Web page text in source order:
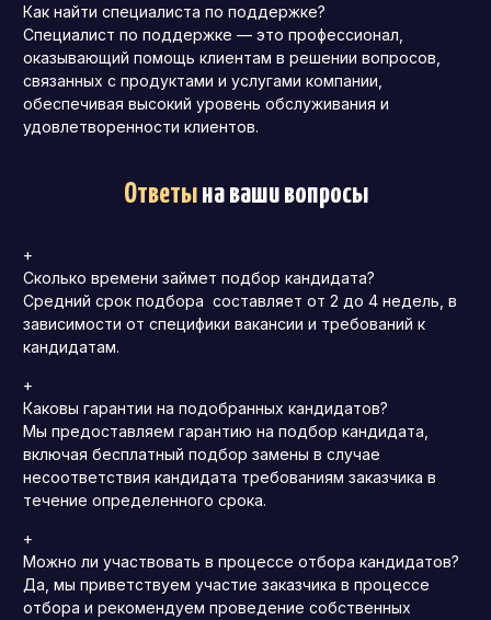
Как найти специалиста по поддержке?
Специалист по поддержке — это профессионал,
оказывающий помощь клиентам в решении вопросов,
связанных с продуктами и услугами компании,
обеспечивая высокий уровень обслуживания и
удовлетворенности клиентов.
Ответына ваши вопросы
+
Сколько времени займет подбор кандидата?
Средний срок подбора составляет от 2 до 4 недель, в
зависимости от специфики вакансии и требований к
кандидатам.
+
Каковы гарантии на подобранных кандидатов?
Мы предоставляем гарантию на подбор кандидата,
включая бесплатный подбор замены в случае
несоответствия кандидата требованиям заказчика в
течение определенного срока.
+
Можно ли участвовать в процессе отбора кандидатов?
Да, мы приветствуем участие заказчика в процессе
отбора и рекомендуем проведение собственных